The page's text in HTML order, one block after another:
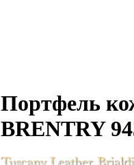
Портфель
BRENTRY